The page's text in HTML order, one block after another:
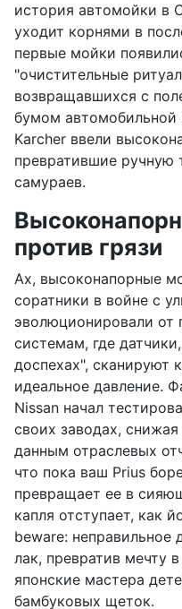
история автомойки в
уходит корнями в
первые мойки
"очистительные
возвращавшихся с
бумом автомобильной
Karcher ввели
превратившие ручную
самураев.
против грязи
Ах, высоконапорные
соратники в войне с
эволюционировали от
системам, где
доспехах", сканируют
идеальное давление.
Nissan начал
своих заводах,
данным отраслевых
что пока ваш Prius
превращает ее в
капля отступает, как
beware: неправильное
лак, превратив мечту
японские мастера
бамбуковых щеток.